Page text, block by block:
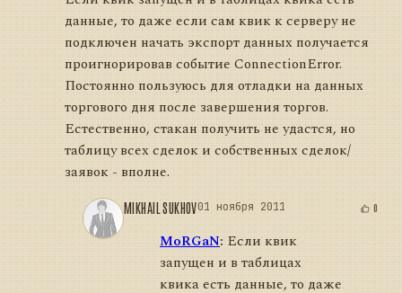
данные, то даже если сам квик к серверу не
подключен начать экспорт данных получается
проигнорировав событие ConnectionError.
Постоянно пользуюсь для отладки на данных
торгового дня после завершения торгов.
Естественно, стакан получить не удастся, но
таблицу всех сделок и собственных сделок/
заявок - вполне.
MIKHAIL SUKHOV01 ноября 2011 0
MoRGaN: Если квик
запущен и в таблицах
квика есть данные, то даже